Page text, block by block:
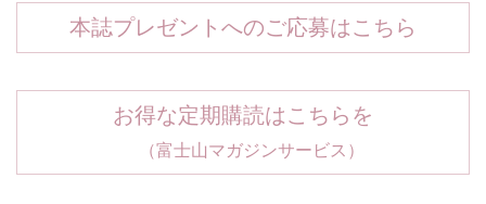
本誌プレゼントへのご応募はこちら
お得な定期購読はこちらを
（富士山マガジンサービス）